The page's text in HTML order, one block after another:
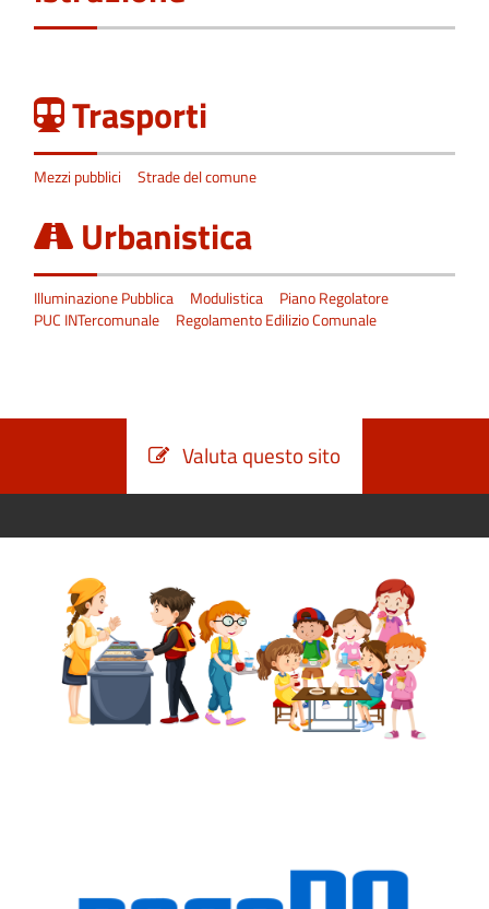
Trasporti
Mezzi pubblici Strade del comune
Urbanistica
Illuminazione Pubblica Modulistica
Piano Regolatore
PUC INTercomunale
Regolamento Edilizio Comunale
Valuta questo sito